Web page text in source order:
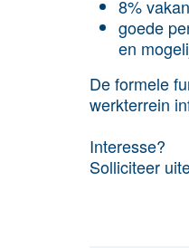
8%
goede
en
De formele
werkterrein
Interesse?
Solliciteer